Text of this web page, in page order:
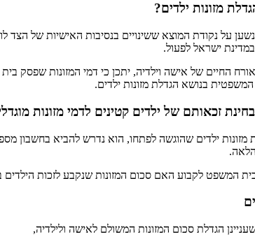
מזונות ילדים?
על נקודת המוצא ששינויים בנסיבות האישיות של
ישראל לפעול.
באורח החיים של אישה וילדיה, יתכן כי דמי המזונות
בנושא הגדלת מזונות ילדים.
זכאותם של ילדים קטינים לדמי מזונות
ילדים שהוגשה לפתחו, הוא נדרש להביא בחשבון
הלאה.
המשפט לקבוע האם סכום המזונות שנקבע לזכות הילדים
הגדלת סכום המזונות המשולם לאישה ולילדיה,